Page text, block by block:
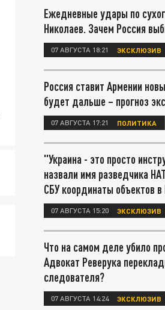
Ежедневные удары по
Николаев. Зачем Россия
07 АВГУСТА 18:21 ЭКСКЛЮЗИВ
Россия ставит Армении
будет дальше – прогноз
07 АВГУСТА 17:21 ПОЛИТИКА
"Украина - это просто
назвали имя разведчика
СБУ координаты объектов в
07 АВГУСТА 15:20 ЭКСКЛЮЗИВ
Что на самом деле убило
Адвокат Реверука
следователя?
07 АВГУСТА 14:24 ЭКСКЛЮЗИВ